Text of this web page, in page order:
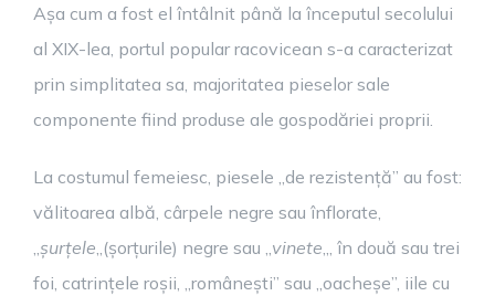
Așa cum a fost el întâlnit până la începutul secolului
al XIX-lea, portul popular racovicean s-a caracterizat
prin simplitatea sa, majoritatea pieselor sale
componente fiind produse ale gospodăriei proprii.
La costumul femeiesc, piesele „de rezistență” au fost:
vălitoarea albă, cârpele negre sau înflorate,
„șurțele„(șorțurile) negre sau „vinete„, în două sau trei
foi, catrințele roșii, „românești” sau „oacheșe”, iile cu